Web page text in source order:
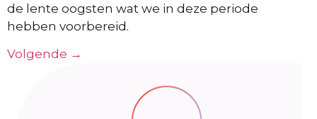
de lente oogsten wat we in deze periode
hebben voorbereid.
Volgende →